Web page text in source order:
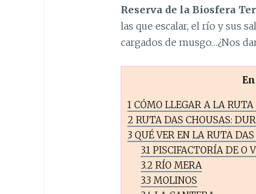
Reserva de la Biosfera
las que escalar, el río y sus
cargados de musgo…¿Nos
1 CÓMO LLEGAR A LA RUTA
2 RUTA DAS CHOUSAS:
3 QUÉ VER EN LA RUTA
3.1 PISCIFACTORÍA DE O
3.2 RÍO MERA
3.3 MOLINOS